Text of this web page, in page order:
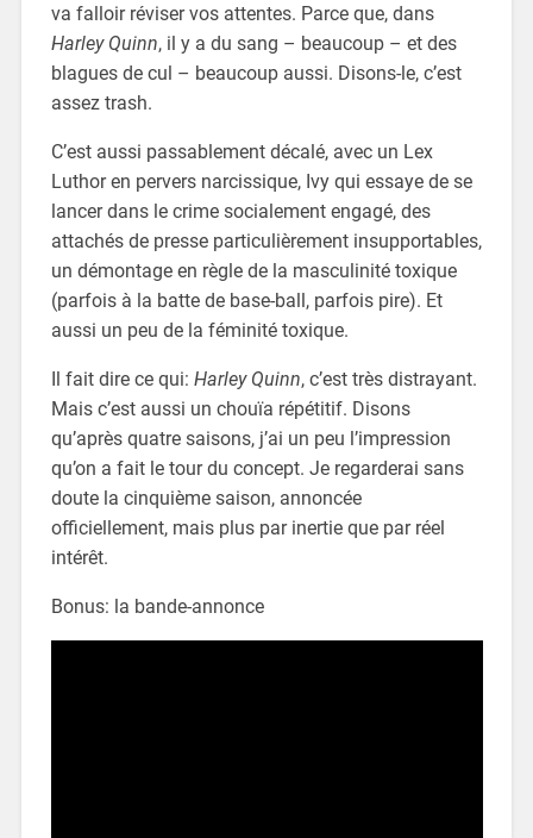
va falloir réviser vos attentes. Parce que, dans
Harley Quinn, il y a du sang – beaucoup – et des
blagues de cul – beaucoup aussi. Disons-le, c’est
assez trash.
C’est aussi passablement décalé, avec un Lex
Luthor en pervers narcissique, Ivy qui essaye de se
lancer dans le crime socialement engagé, des
attachés de presse particulièrement insupportables,
un démontage en règle de la masculinité toxique
(parfois à la batte de base-ball, parfois pire). Et
aussi un peu de la féminité toxique.
Il fait dire ce qui: Harley Quinn, c’est très distrayant.
Mais c’est aussi un chouïa répétitif. Disons
qu’après quatre saisons, j’ai un peu l’impression
qu’on a fait le tour du concept. Je regarderai sans
doute la cinquième saison, annoncée
officiellement, mais plus par inertie que par réel
intérêt.
Bonus: la bande-annonce